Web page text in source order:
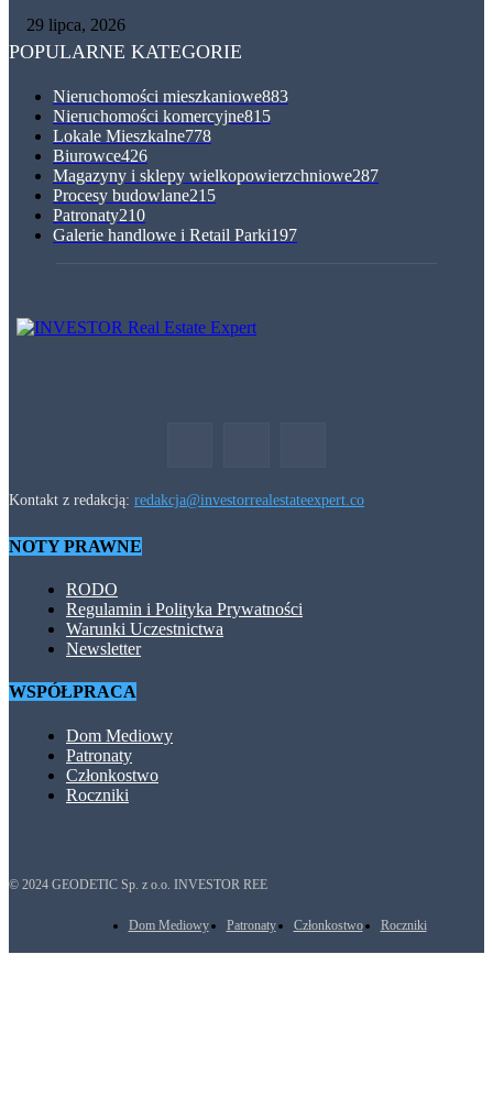
29 lipca, 2026
POPULARNE KATEGORIE
Nieruchomości mieszkaniowe883
Nieruchomości komercyjne815
Lokale Mieszkalne778
Biurowce426
Magazyny i sklepy wielkopowierzchniowe287
Procesy budowlane215
Patronaty210
Galerie handlowe i Retail Parki197
Kontakt z redakcją: redakcja@investorrealestateexpert.co
NOTY PRAWNE
RODO
Regulamin i Polityka Prywatności
Warunki Uczestnictwa
Newsletter
WSPÓŁPRACA
Dom Mediowy
Patronaty
Członkostwo
Roczniki
© 2024 GEODETIC Sp. z o.o. INVESTOR REE
Dom Mediowy Patronaty Członkostwo Roczniki